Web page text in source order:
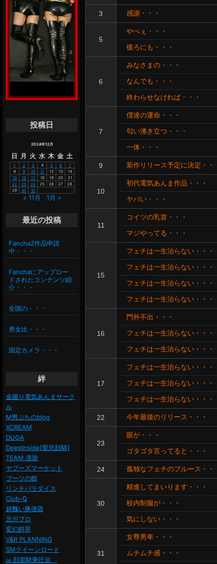
3 感謝・・・
5
やべぇ・・・
後ろにも・・・
6
みなさまの・・・
なんでも・・・
終わらせなければ・・・
7
僕達の運命・・・
匂い沸き立つ・・・
一体・・・
9 新作リリース予定に決定・・
10
初代電気あんま作品・・・
ヤバい・・・
11
コイツの乳首・・・
マジやってる・・・
15
フェチは一生治らない・・・
フェチは一生治らない・・・
フェチは一生治らない・・・
フェチは一生治らない・・・
16
門外不出・・・
フェチは一生治らない・・・
フェチは一生治らない・・・
17
フェチは一生治らない・・・
フェチは一生治らない・・・
フェチは一生治らない・・・
22 今年最後のリリース・・・
23
眼が・・・
ゴタゴタ言ってると・・・
24 孤独なフェチのブルース・・
30
精進してまいります・・・
校内制服が・・・
気にしない・・・
31
女尊男卑・・・
ムチムチ感・・・
投稿日
2024年12月
日 月 火 水 木 金 土
1 2 3 4 5 6
7
8
9 10 11 12 13
14
15
16 17 18 19 20
21
22
23 24 25 26 27
28
29
30 31
« 11月 1月 »
最近の投稿
Fancha2作品申請
中・・・
Fanchaにアップロー
ドされたコンテンツ紹
介・・・
全国の・・・
男女比・・・
固定カメラ・・・
絆
金蹴り電気あんまサーク
ル
M男ぶちのblog
XCREAM
DUGA
DeepInside[窒息顔騎]
TEAM 凛龍
ヤプーズマーケット
ブーツの館
リンチパラダイス
Club-Q
超醜い豚便器
北川プロ
変幻餌罪
V&R PLANNING
SMクイーンロード
ω 顔面騎乗圧迫